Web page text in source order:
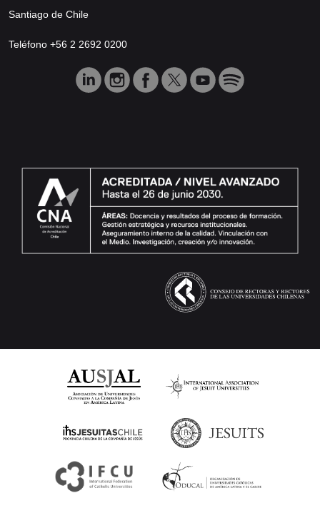
Santiago de Chile
Teléfono +56 2 2692 0200